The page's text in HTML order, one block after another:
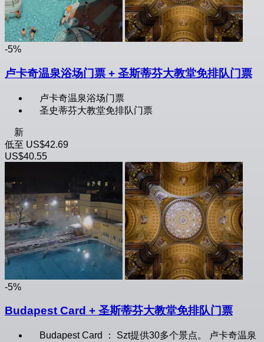
-5%
卢卡奇温泉浴场门票 + 圣斯蒂芬大教堂免排队门票
卢卡奇温泉浴场门票
圣史蒂芬大教堂免排队门票
新
低至 US$42.69
US$40.55
-5%
Budapest Card + 圣斯蒂芬大教堂免排队门票
Budapest Card ： Szt提供30多个景点。 卢卡奇温泉